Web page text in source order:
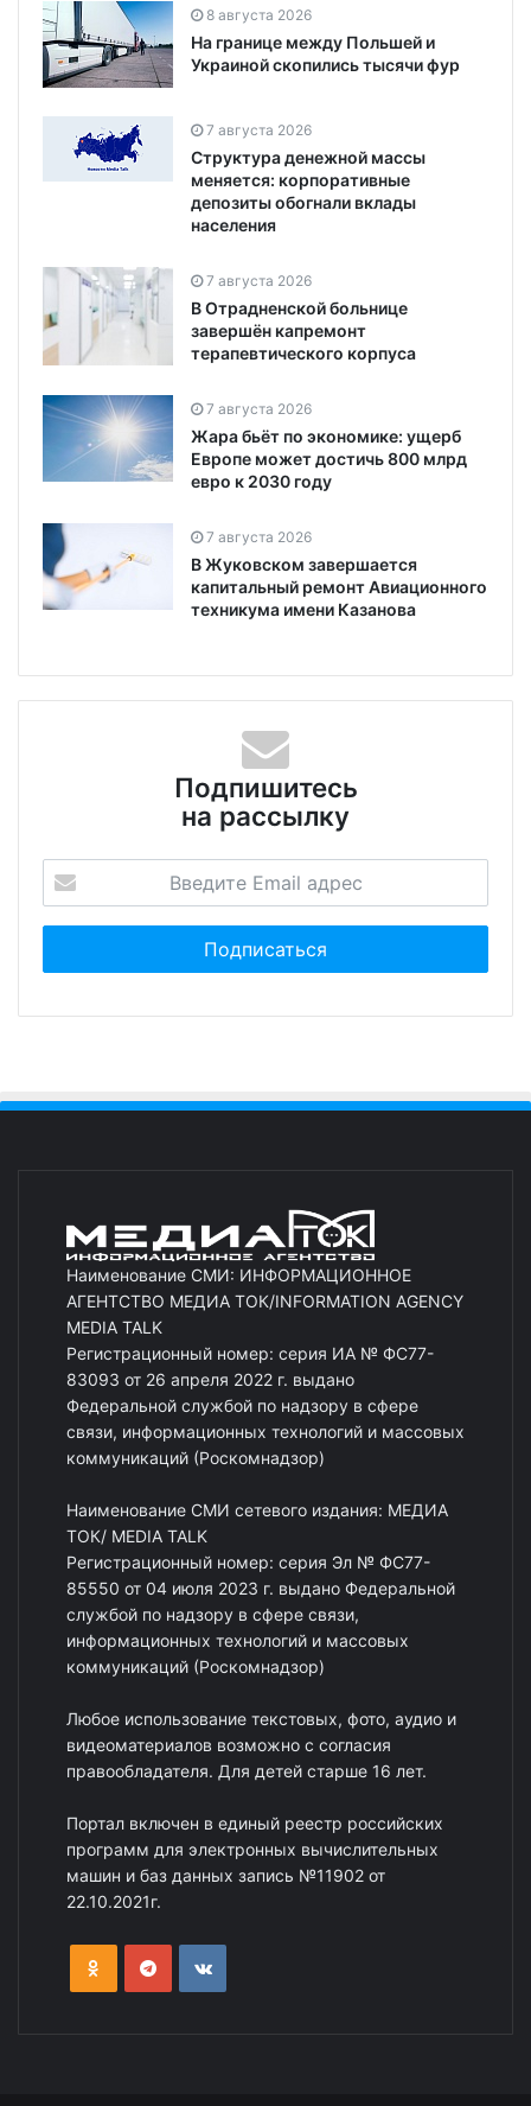
8 августа 2026
На границе между Польшей и
Украиной скопились тысячи фур
7 августа 2026
Структура денежной массы
меняется: корпоративные
депозиты обогнали вклады
населения
7 августа 2026
В Отрадненской больнице
завершён капремонт
терапевтического корпуса
7 августа 2026
Жара бьёт по экономике: ущерб
Европе может достичь 800 млрд
евро к 2030 году
7 августа 2026
В Жуковском завершается
капитальный ремонт Авиационного
техникума имени Казанова
Подпишитесь
на рассылку
Наименование СМИ: ИНФОРМАЦИОННОЕ
АГЕНТСТВО МЕДИА ТОК/INFORMATION AGENCY
MEDIA TALK
Регистрационный номер: серия ИА № ФС77-
83093 от 26 апреля 2022 г. выдано
Федеральной службой по надзору в сфере
связи, информационных технологий и массовых
коммуникаций (Роскомнадзор)
Наименование СМИ сетевого издания: МЕДИА
ТОК/ MEDIA TALK
Регистрационный номер: серия Эл № ФС77-
85550 от 04 июля 2023 г. выдано Федеральной
службой по надзору в сфере связи,
информационных технологий и массовых
коммуникаций (Роскомнадзор)
Любое использование текстовых, фото, аудио и
видеоматериалов возможно с согласия
правообладателя. Для детей старше 16 лет.
Портал включен в единый реестр российских
программ для электронных вычислительных
машин и баз данных запись №11902 от
22.10.2021г.